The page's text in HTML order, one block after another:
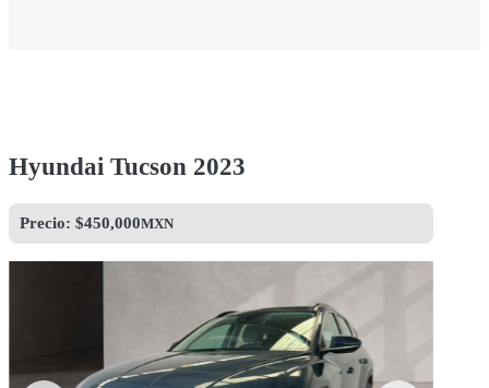
Hyundai Tucson 2023
Precio: $450,000MXN